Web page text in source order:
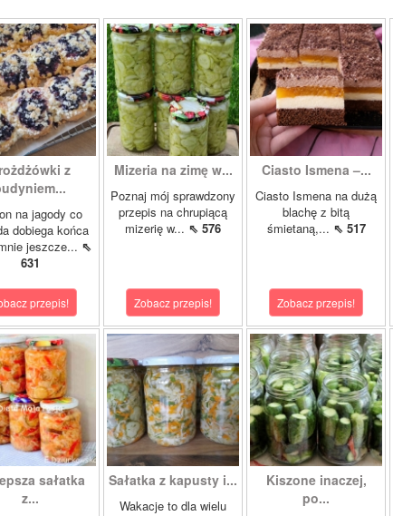
z
na jagody co
dobiega końca
jeszcze... ⇖
631
przepis!
Mizeria na zimę w...
Poznaj mój sprawdzony
przepis na chrupiącą
mizerię w... ⇖ 576
Zobacz przepis!
Ciasto Ismena –...
Ciasto Ismena na dużą
blachę z bitą
śmietaną,... ⇖ 517
Zobacz przepis!
sałatka
z...
Sałatka z kapusty i...
Wakacje to dla wielu
Kiszone inaczej,
po...